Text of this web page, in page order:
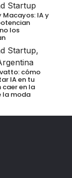
Startup
Macayos: IA y
los
Startup,
cómo
IA en tu
caer en la
la moda